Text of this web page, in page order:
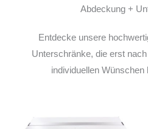
Abdeckung +
Entdecke unsere
Unterschränke, die erst
individuellen Wünschen